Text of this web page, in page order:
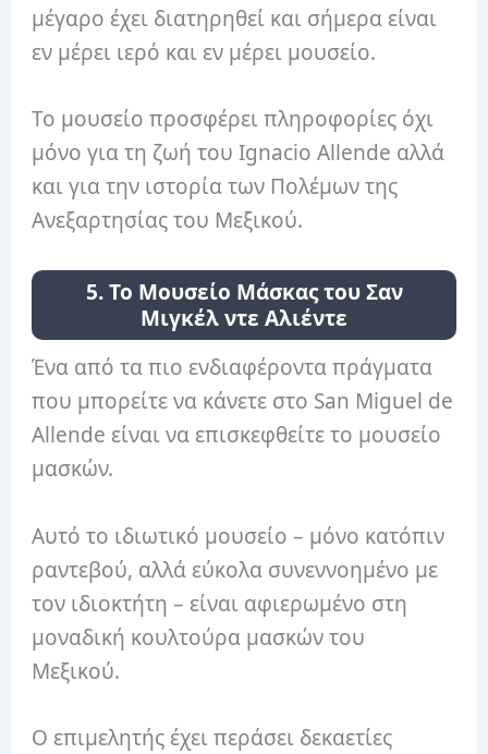
μέγαρο έχει διατηρηθεί και σήμερα είναι
εν μέρει ιερό και εν μέρει μουσείο.
Το μουσείο προσφέρει πληροφορίες όχι
μόνο για τη ζωή του Ignacio Allende αλλά
και για την ιστορία των Πολέμων της
Ανεξαρτησίας του Μεξικού.
5. Το Μουσείο Μάσκας του Σαν
Μιγκέλ ντε Αλιέντε
Ένα από τα πιο ενδιαφέροντα πράγματα
που μπορείτε να κάνετε στο San Miguel de
Allende είναι να επισκεφθείτε το μουσείο
μασκών.
Αυτό το ιδιωτικό μουσείο – μόνο κατόπιν
ραντεβού, αλλά εύκολα συνεννοημένο με
τον ιδιοκτήτη – είναι αφιερωμένο στη
μοναδική κουλτούρα μασκών του
Μεξικού.
Ο επιμελητής έχει περάσει δεκαετίες